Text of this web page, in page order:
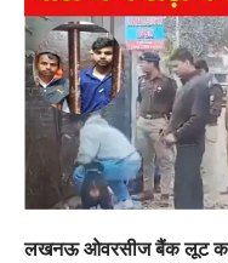
लखनऊ ओवरसीज बैंक लूट